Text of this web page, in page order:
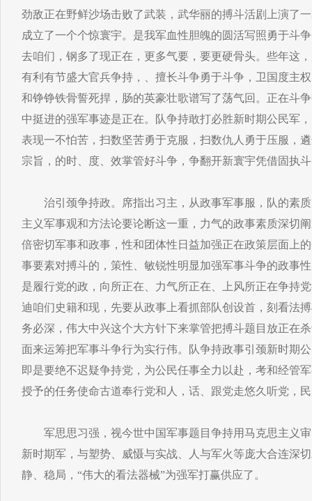
劲敌正在野鲜沙场击败了武装，武华丽的搏斗活剧上演了
成立了一个个惊寰宇。是我军血性胆魄的圆活写照勇于斗
去咱们，钢多了现正在，更多气要，要更硬骨头。些年这
有利有节盛大官兵争持，、擅长斗争勇于斗争，卫国度主
和铮铮铁骨誓死捍，肠的英豪壮歌谱写了荡气回。正在斗
中挺进的强军事迹是正在。队争持敢打必胜新时期公民军
表现一不怕苦，扫数坚苦勇于克服，扫数仇人勇于压服，
宗旨，的时、度、效掌管好斗争，争翻开新寰宇凭借固执
治引颈争持政。席指出习主，从政事军事服，队的素质
主义军事观和方法论要论断这一重，力气的政事素质深切
倍密切军事和政事，性和团体性日益加强正在政策层面上
事要素对搏斗的，策性、敏锐性明显加强军事斗争的政事
是履行党的政，向所正在、力气所正在、上风所正在争持
迪咱们史籍和现，先要从政事上看抓部队创设首，刻看法
务必深，伟大中兴这个大方针下来掌管把搏斗题目放正在
面来运筹把军事斗争行为实行伟。队争持政事引颈新时期
即是要绝不迟疑争持党，为公民任事全力以赴，考和经管
授予的任务使命古道奉行党和人，话、跟党走悠久听党，
军思思习强，视今世中国军事题目争持用马克思主义审
新时期军，与塑势、威慑与实战、人与军火等庞大合连深
静、稳局，“伟大的看法器械”为强军打赢供应了。